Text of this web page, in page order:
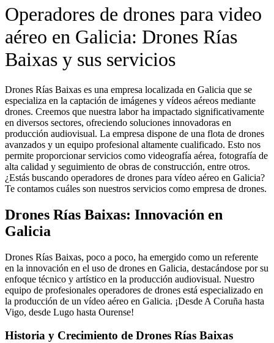
Operadores de drones para video
aéreo en Galicia: Drones Rías
Baixas y sus servicios
Drones Rías Baixas es una empresa localizada en Galicia que se
especializa en la captación de imágenes y vídeos aéreos mediante
drones. Creemos que nuestra labor ha impactado significativamente
en diversos sectores, ofreciendo soluciones innovadoras en
producción audiovisual. La empresa dispone de una flota de drones
avanzados y un equipo profesional altamente cualificado. Esto nos
permite proporcionar servicios como videografía aérea, fotografía de
alta calidad y seguimiento de obras de construcción, entre otros.
¿Estás buscando operadores de drones para vídeo aéreo en Galicia?
Te contamos cuáles son nuestros servicios como empresa de drones.
Drones Rías Baixas: Innovación en
Galicia
Drones Rías Baixas, poco a poco, ha emergido como un referente
en la innovación en el uso de drones en Galicia, destacándose por su
enfoque técnico y artístico en la producción audiovisual. Nuestro
equipo de profesionales operadores de drones está especializado en
la producción de un vídeo aéreo en Galicia. ¡Desde A Coruña hasta
Vigo, desde Lugo hasta Ourense!
Historia y Crecimiento de Drones Rías Baixas